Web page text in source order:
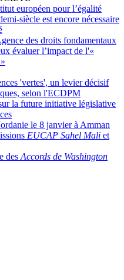
européen pour l’égalité
siècle est encore nécessaire
des droits fondamentaux
évaluer l’impact de l'«
»
'vertes', un levier décisif
selon l'ECDPM
la future initiative législative
le 8 janvier à Amman
EUCAP Sahel Mali et
des Accords de Washington